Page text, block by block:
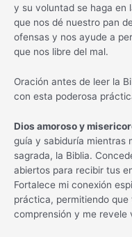
y su voluntad se haga en
que nos dé nuestro pan
ofensas y nos ayude a
que nos libre del mal.
Oración antes de leer la
con esta poderosa
Dios amoroso y
guía y sabiduría mientras
sagrada, la Biblia.
abiertos para recibir tus
Fortalece mi conexión
práctica, permitiendo que
comprensión y me revele